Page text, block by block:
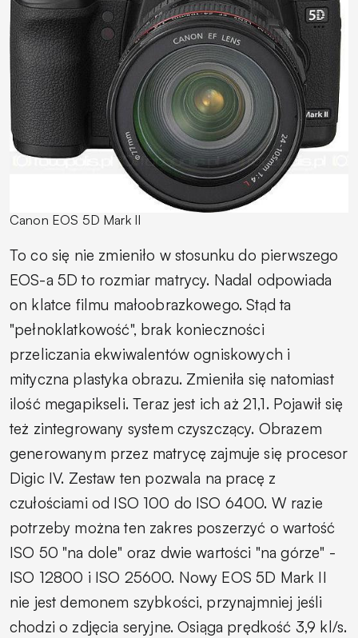
Canon EOS 5D Mark II
To co się nie zmieniło w stosunku do pierwszego
EOS-a 5D to rozmiar matrycy. Nadal odpowiada
on klatce filmu małoobrazkowego. Stąd ta
"pełnoklatkowość", brak konieczności
przeliczania ekwiwalentów ogniskowych i
mityczna plastyka obrazu. Zmieniła się natomiast
ilość megapikseli. Teraz jest ich aż 21,1. Pojawił się
też zintegrowany system czyszczący. Obrazem
generowanym przez matrycę zajmuje się procesor
Digic IV. Zestaw ten pozwala na pracę z
czułościami od ISO 100 do ISO 6400. W razie
potrzeby można ten zakres poszerzyć o wartość
ISO 50 "na dole" oraz dwie wartości "na górze" -
ISO 12800 i ISO 25600. Nowy EOS 5D Mark II
nie jest demonem szybkości, przynajmniej jeśli
chodzi o zdjęcia seryjne. Osiąga prędkość 3,9 kl/s.